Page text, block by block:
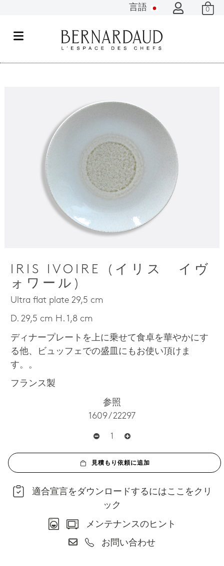
言語 0
メ
IRIS IVOIRE (イリス イヴ
ォワール)
Ultra flat plate 29,5 cm
D. 29,5 cm H. 1,8 cm
ディナープレートを上に乗せて食卓を華やかにす
る他、ビュッフェでの盛皿にもお使い頂けま
す。。
フランス製
参照
1609 / 22297
見積もり依頼に追加
適合宣言をダウンロードするにはここをクリ
ック
メンテナンスのヒント
お問い合わせ